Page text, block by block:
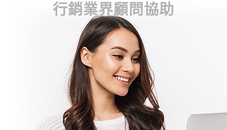
行銷業界顧問協助